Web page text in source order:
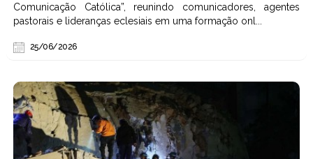
Comunicação Católica”, reunindo comunicadores, agentes
pastorais e lideranças eclesiais em uma formação onl...
25/06/2026